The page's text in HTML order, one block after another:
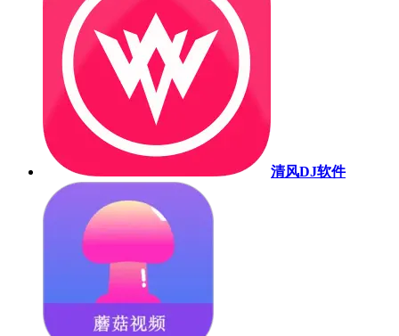
清风DJ软件